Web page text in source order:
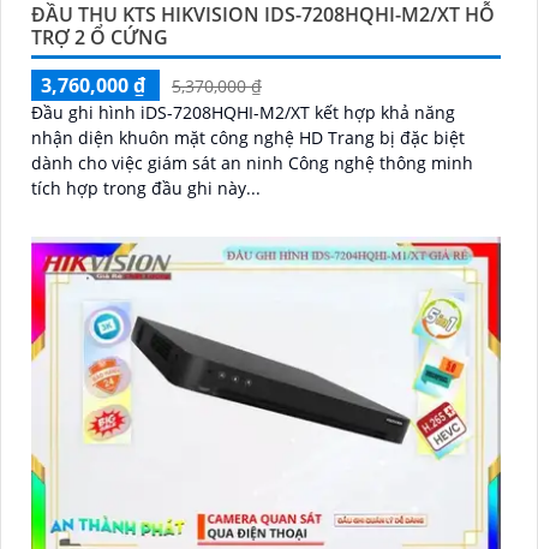
ĐẦU THU KTS HIKVISION IDS-7208HQHI-M2/XT HỖ
TRỢ 2 Ổ CỨNG
3,760,000 ₫
5,370,000 ₫
Đầu ghi hình iDS-7208HQHI-M2/XT kết hợp khả năng
nhận diện khuôn mặt công nghệ HD Trang bị đặc biệt
dành cho việc giám sát an ninh Công nghệ thông minh
tích hợp trong đầu ghi này...